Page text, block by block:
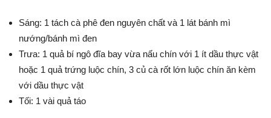
Sáng: 1 tách cà phê đen nguyên chất và 1 lát bánh mì
nướng/bánh mì đen
Trưa: 1 quả bí ngô đĩa bay vừa nấu chín với 1 ít dầu thực vật
hoặc 1 quả trứng luộc chín, 3 củ cà rốt lớn luộc chín ăn kèm
với dầu thực vật
Tối: 1 vài quả táo